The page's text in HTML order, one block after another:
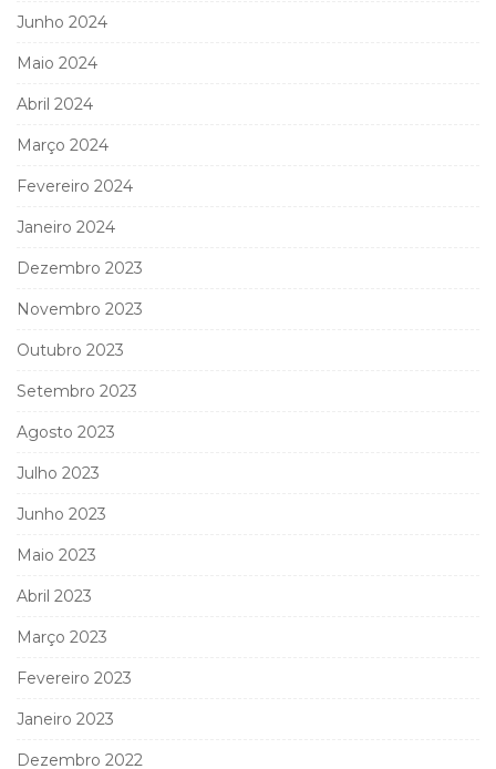
Junho 2024
Maio 2024
Abril 2024
Março 2024
Fevereiro 2024
Janeiro 2024
Dezembro 2023
Novembro 2023
Outubro 2023
Setembro 2023
Agosto 2023
Julho 2023
Junho 2023
Maio 2023
Abril 2023
Março 2023
Fevereiro 2023
Janeiro 2023
Dezembro 2022